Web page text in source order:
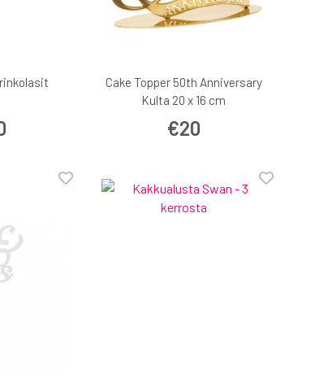
Cake Topper 50th Anniversary
Kulta 20 x 16 cm
€20